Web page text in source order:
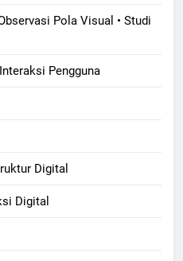
Pola Visual • Studi
Pengguna
Digital
Digital